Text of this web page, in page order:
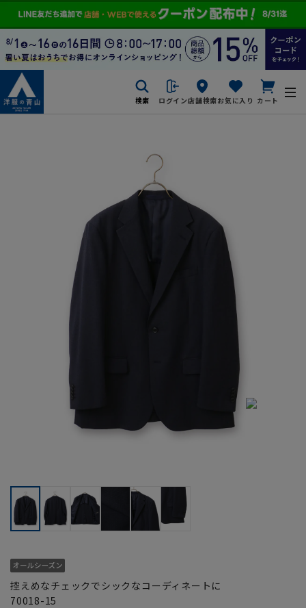
検索 ログイン店舗検索お気に入り カート
控えめなチェックでシックなコーディネートに
70018-15